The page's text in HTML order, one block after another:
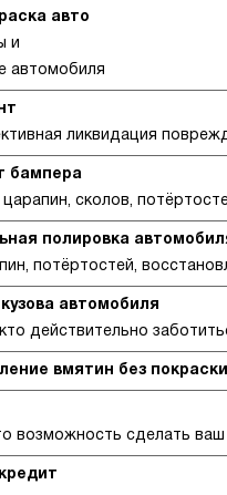
авто
и
автомобиля
ликвидация
бампера
сколов,
полировка
потёртостей,
автомобиля
действительно
вмятин без покраски
возможность сделать